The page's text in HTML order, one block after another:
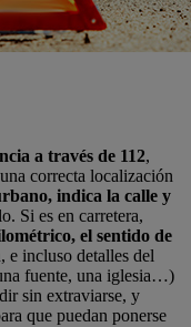
a través de 112,
correcta localización
indica la calle y
Si es en carretera,
el sentido de
e incluso detalles del
fuente, una iglesia…)
sin extraviarse, y
que puedan ponerse